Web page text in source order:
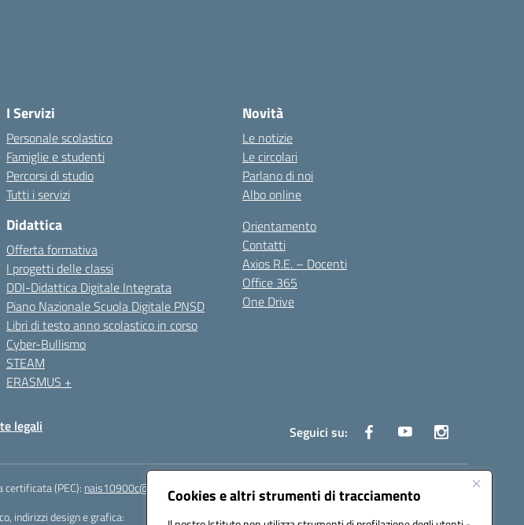
Cookies e altri strumenti di tracciamento
I Servizi
Personale scolastico
Famiglie e studenti
Percorsi di studio
Tutti i servizi
Didattica
Offerta formativa
I progetti delle classi
DDI-Didattica Digitale Integrata
Piano Nazionale Scuola Digitale PNSD
Libri di testo anno scolastico in corso
Cyber-Bullismo
STEAM
ERASMUS +
Novità
Le notizie
Le circolari
Parlano di noi
Albo online
Orientamento
Contatti
Axios R.E. – Docenti
Office 365
One Drive
legali Seguici su:
(PEC): nais10900c@pec.istruzione.it
indirizzi design e grafica: